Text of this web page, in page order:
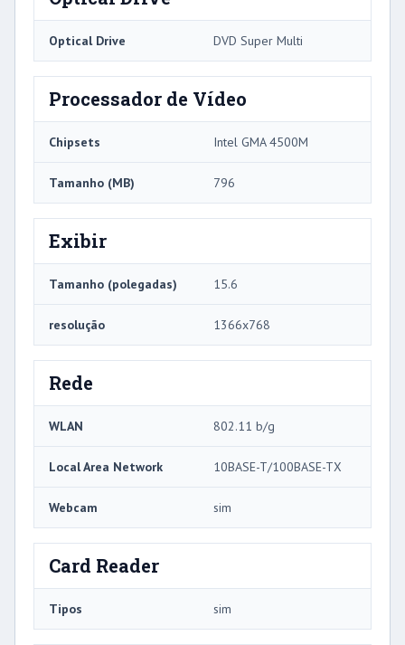
Optical Drive DVD Super Multi
Processador de Vídeo
Chipsets Intel GMA 4500M
Tamanho (MB) 796
Exibir
Tamanho (polegadas) 15.6
resolução 1366x768
Rede
WLAN 802.11 b/g
Local Area Network 10BASE-T/100BASE-TX
Webcam sim
Card Reader
Tipos sim